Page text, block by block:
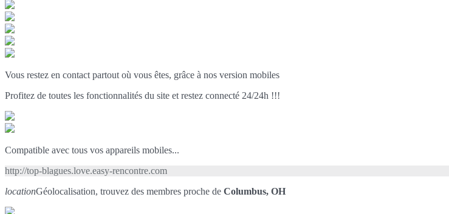
Vous restez en contact partout où vous êtes, grâce à nos version mobiles
Profitez de toutes les fonctionnalités du site et restez connecté 24/24h !!!
Compatible avec tous vos appareils mobiles...
http://top-blagues.love.easy-rencontre.com
locationGéolocalisation, trouvez des membres proche de Columbus, OH